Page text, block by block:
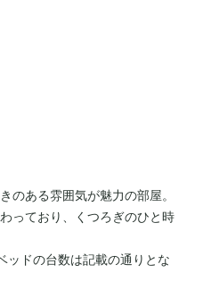
のある雰囲気が魅力の部屋。
っており、くつろぎのひと時
ッドの台数は記載の通りとな